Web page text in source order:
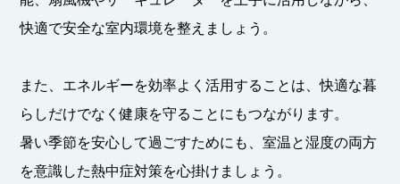
快適で安全な室内環境を整えましょう。
また、エネルギーを効率よく活用することは、快適な暮
らしだけでなく健康を守ることにもつながります。
暑い季節を安心して過ごすためにも、室温と湿度の両方
を意識した熱中症対策を心掛けましょう。